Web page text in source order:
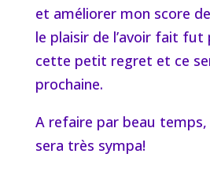
et améliorer mon score
le plaisir de l’avoir fait fut
cette petit regret et ce
prochaine.
A refaire par beau
sera très sympa!